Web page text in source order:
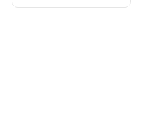
Leipzig: Alemania